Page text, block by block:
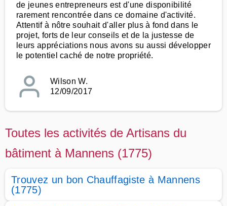
de jeunes entrepreneurs est d'une disponibilité
rarement rencontrée dans ce domaine d'activité.
Attentif à nôtre souhait d'aller plus à fond dans le
projet, forts de leur conseils et de la justesse de
leurs appréciations nous avons su aussi développer
le potentiel caché de notre propriété.
Wilson W.
12/09/2017
Toutes les activités de Artisans du
bâtiment à Mannens (1775)
Trouvez un bon Chauffagiste à Mannens
(1775)